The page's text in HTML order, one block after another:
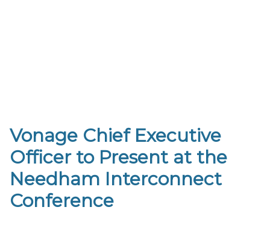
Vonage Chief Executive
Officer to Present at the
Needham Interconnect
Conference